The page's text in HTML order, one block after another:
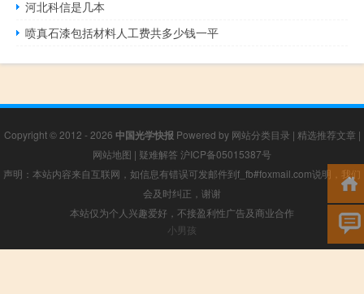
河北科信是几本
喷真石漆包括材料人工费共多少钱一平
Copyright © 2012 - 2026 中国光学快报 Powered by 网站分类目录 | 精选推荐文章 |
网站地图 | 疑难解答 沪ICP备05015387号
声明：本站内容来自互联网，如信息有错误可发邮件到f_fb#foxmail.com说明，我们
会及时纠正，谢谢
本站仅为个人兴趣爱好，不接盈利性广告及商业合作
小男孩